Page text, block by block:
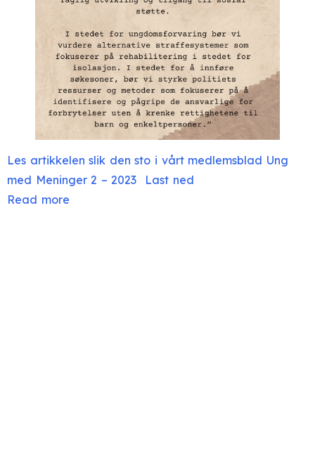
Les artikkelen slik den sto i vårt medlemsblad Ung
med Meninger 2 – 2023
Last ned
Read more